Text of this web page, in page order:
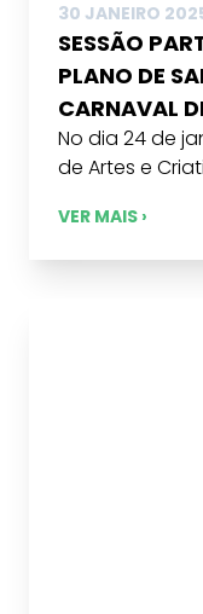
30 JANEIRO
SESSÃO
PLANO DE
CARNAVAL
No dia 24 de
de Artes e
VER MAIS ›